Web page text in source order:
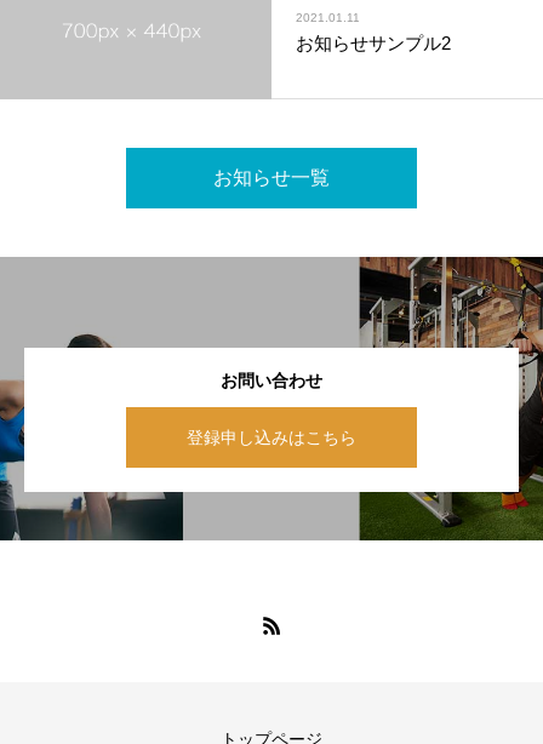
2021.01.11
お知らせサンプル2
お知らせ一覧
お問い合わせ
登録申し込みはこちら
トップページ